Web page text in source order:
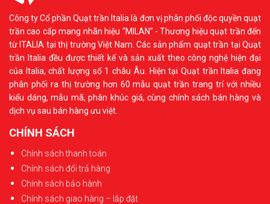
Công ty Cổ phần Quạt trần Italia là đơn vị phân phối độc quyền quạt
trần cao cấp mang nhãn hiệu “MILAN” - Thương hiệu quạt trần đến
từ ITALIA tại thị trường Việt Nam. Các sản phẩm quạt trần tại Quạt
trần Italia đều được thiết kế và sản xuất theo công nghệ hiện đại
của Italia, chất lượng số 1 châu Âu. Hiện tại Quạt trần Italia đang
phân phối ra thị trường hơn 60 mẫu quạt trần trang trí với nhiều
kiểu dáng, mẫu mã, phân khúc giá, cùng chính sách bán hàng và
dịch vụ sau bán hàng ưu việt.
CHÍNH SÁCH
Chính sách thanh toán
Chính sách đổi trả hàng
Chính sách bảo hành
Chính sách giao hàng – lắp đặt